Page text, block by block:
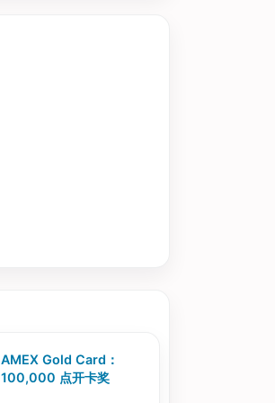
AMEX Gold Card：
100,000 点开卡奖